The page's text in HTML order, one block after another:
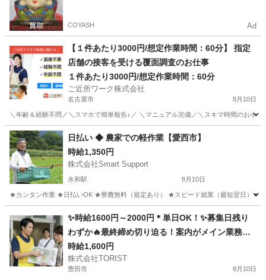
COYASH Ad
【１件あたり3000円/想定作業時間：60分】 指定
店舗の接客を受ける覆面調査のお仕事
１件あたり3000円/想定作業時間：60分
ご近所ワーク株式会社
名古屋市 8月10日
＼年齢＆経験不問／＼スマホで簡単報告♪／ ＼マニュアル完備／＼スキマ時間のお小
愛知 名古屋市 その他 1件
日払い ◆ 農家での軽作業【愛西市】
時給1,350円
株式会社Smart Support
永和駅 8月10日
★カンタン作業 ★日払いOK ★寮費無料（規定あり） ★スピード就業（最短翌日） ■
永和駅 仕分け 雑草
✨時給1600円～2000円＊単日OK！✨募集日残り
わずか🔥最終締め切り迫る！案内がメイン業務＊
世界中が注目！大規模な「アジア競技大会」の運
営サポートスタッフ！警備業務なし！安心の案内
業務✨
時給1,600円
株式会社TORIST
豊田市 8月10日